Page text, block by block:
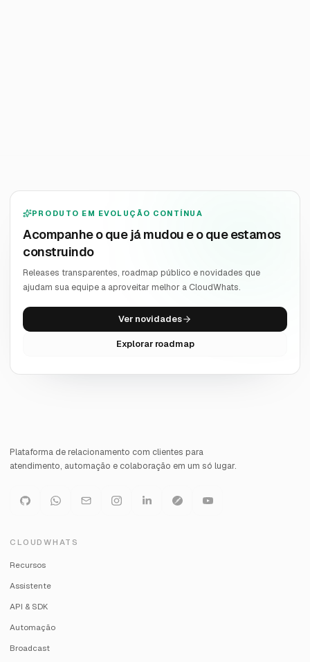
PRODUTO EM EVOLUÇÃO CONTÍNUA
Acompanhe o que já mudou e o que estamos
construindo
Releases transparentes, roadmap público e novidades que
ajudam sua equipe a aproveitar melhor a CloudWhats.
Ver novidades
Explorar roadmap
Plataforma de relacionamento com clientes para
atendimento, automação e colaboração em um só lugar.
CLOUDWHATS
Recursos
Assistente
API & SDK
Automação
Broadcast